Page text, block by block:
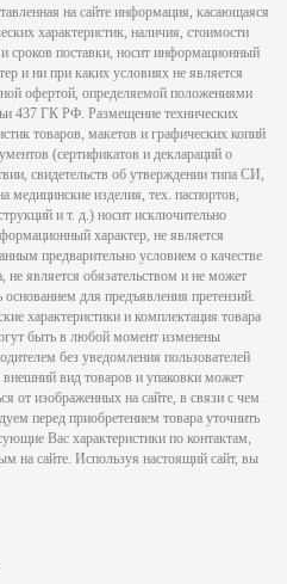
на сайте информация, касающаяся
характеристик, наличия, стоимости
сроков поставки, носит информационный
и ни при каких условиях не является
офертой, определяемой положениями
437 ГК РФ. Размещение технических
товаров, макетов и графических копий
(сертификатов и деклараций о
свидетельств об утверждении типа СИ,
медицинские изделия, тех. паспортов,
и т. д.) носит исключительно
характер, не является
предварительно условием о качестве
не является обязательством и не может
основанием для предъявления претензий.
характеристики и комплектация товара
быть в любой момент изменены
без уведомления пользователей
внешний вид товаров и упаковки может
от изображенных на сайте, в связи с чем
перед приобретением товара уточнить
Вас характеристики по контактам,
на сайте. Используя настоящий сайт, вы